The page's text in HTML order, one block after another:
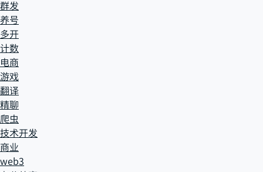
群发
养号
多开
计数
电商
游戏
翻译
精聊
爬虫
技术开发
商业
web3